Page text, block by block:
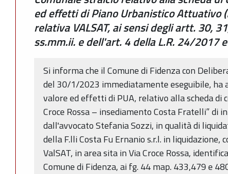
ed effetti di Piano Urbanistico Attuativo
relativa VALSAT, ai sensi degli artt. 30,
ss.mm.ii. e dell'art. 4 della L.R. 24/2017
Si informa che il Comune di Fidenza con
del 30/1/2023 immediatamente eseguibile, ha
valore ed effetti di PUA, relativo alla scheda di
Croce Rossa – insediamento Costa Fratelli” di
dall'avvocato Stefania Sozzi, in qualità di
della F.lli Costa Fu Ernanio s.r.l. in
ValSAT, in area sita in Via Croce Rossa,
Comune di Fidenza, ai fg. 44 map. 433,479 e